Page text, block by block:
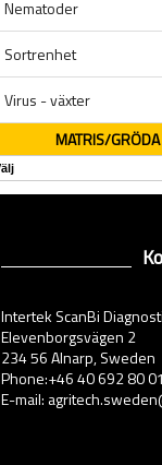
Nematoder
Sortrenhet
Virus - växter
MATRIS/GRÖDA
Intertek ScanBi
Elevenborgsvägen 2
234 56 Alnarp, Sweden
Phone:+46 40 692 80 01
E-mail: